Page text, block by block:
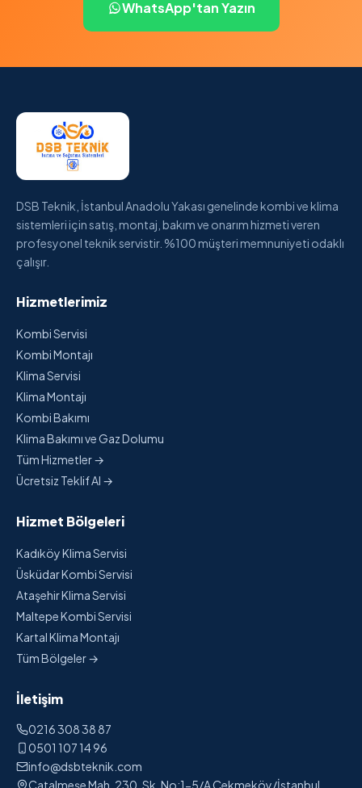
WhatsApp'tan Yazın
DSB Teknik, İstanbul Anadolu Yakası genelinde kombi ve klima
sistemleri için satış, montaj, bakım ve onarım hizmeti veren
profesyonel teknik servistir. %100 müşteri memnuniyeti odaklı
çalışır.
Hizmetlerimiz
Kombi Servisi
Kombi Montajı
Klima Servisi
Klima Montajı
Kombi Bakımı
Klima Bakımı ve Gaz Dolumu
Tüm Hizmetler →
Ücretsiz Teklif Al →
Hizmet Bölgeleri
Kadıköy Klima Servisi
Üsküdar Kombi Servisi
Ataşehir Klima Servisi
Maltepe Kombi Servisi
Kartal Klima Montajı
Tüm Bölgeler →
İletişim
0216 308 38 87
0501 107 14 96
info@dsbteknik.com
Çatalmeşe Mah. 230. Sk. No:1-5/A Çekmeköy/İstanbul